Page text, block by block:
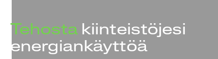
Tehosta kiinteistöjesi
energiankäyttöä